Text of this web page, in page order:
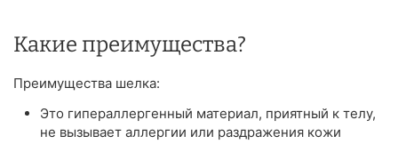
Какие преимущества?
Преимущества шелка:
Это гипераллергенный материал, приятный к телу,
не вызывает аллергии или раздражения кожи